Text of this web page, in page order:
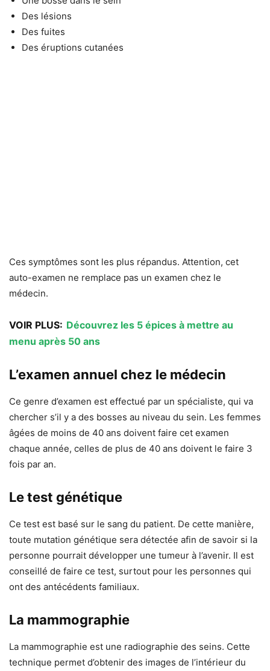
Des lésions
Des fuites
Des éruptions cutanées
Ces symptômes sont les plus répandus. Attention, cet
auto-examen ne remplace pas un examen chez le
médecin.
VOIR PLUS: Découvrez les 5 épices à mettre au
menu après 50 ans
L’examen annuel chez le médecin
Ce genre d’examen est effectué par un spécialiste, qui va
chercher s’il y a des bosses au niveau du sein. Les femmes
âgées de moins de 40 ans doivent faire cet examen
chaque année, celles de plus de 40 ans doivent le faire 3
fois par an.
Le test génétique
Ce test est basé sur le sang du patient. De cette manière,
toute mutation génétique sera détectée afin de savoir si la
personne pourrait développer une tumeur à l’avenir. Il est
conseillé de faire ce test, surtout pour les personnes qui
ont des antécédents familiaux.
La mammographie
La mammographie est une radiographie des seins. Cette
technique permet d’obtenir des images de l’intérieur du